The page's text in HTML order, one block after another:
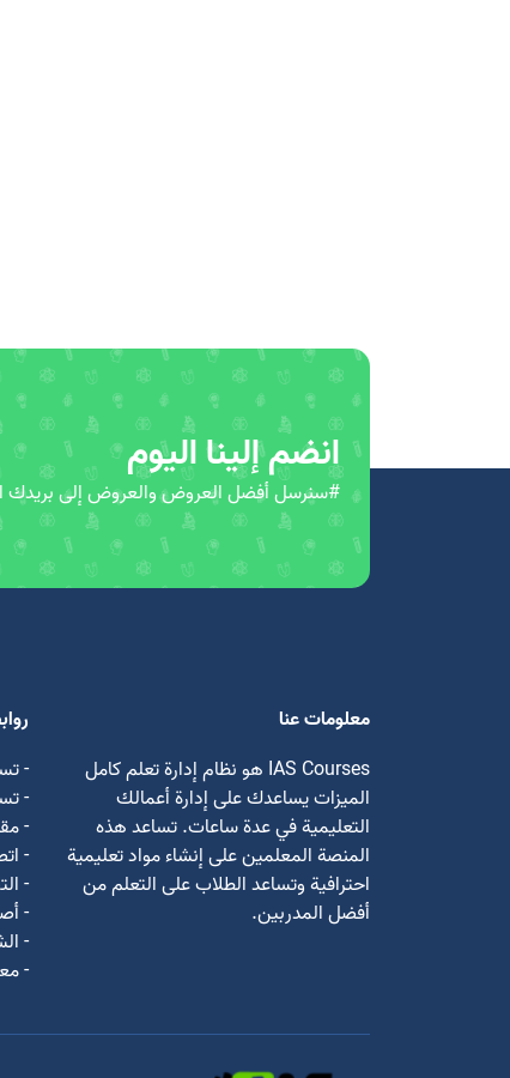
انضم إلينا اليوم
#سنرسل أفضل العروض والعروض إلى بريدك
معلومات عنا
IAS Courses هو نظام إدارة تعلم كامل
الميزات يساعدك على إدارة أعمالك
التعليمية في عدة ساعات. تساعد هذه
المنصة المعلمين على إنشاء مواد تعليمية
احترافية وتساعد الطلاب على التعلم من
أفضل المدربين.
-
-
-
-
-
-
-
-